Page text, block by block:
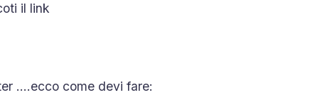
il link
….ecco come devi fare: